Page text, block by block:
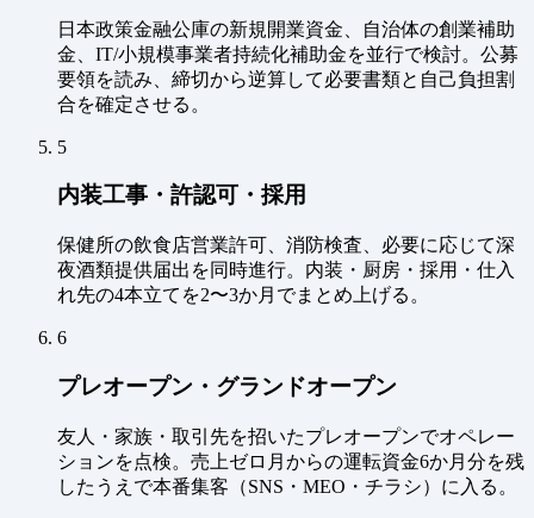
日本政策金融公庫の新規開業資金、自治体の創業補助
金、IT/小規模事業者持続化補助金を並行で検討。公募
要領を読み、締切から逆算して必要書類と自己負担割
合を確定させる。
5
内装工事・許認可・採用
保健所の飲食店営業許可、消防検査、必要に応じて深
夜酒類提供届出を同時進行。内装・厨房・採用・仕入
れ先の4本立てを2〜3か月でまとめ上げる。
6
プレオープン・グランドオープン
友人・家族・取引先を招いたプレオープンでオペレー
ションを点検。売上ゼロ月からの運転資金6か月分を残
したうえで本番集客（SNS・MEO・チラシ）に入る。